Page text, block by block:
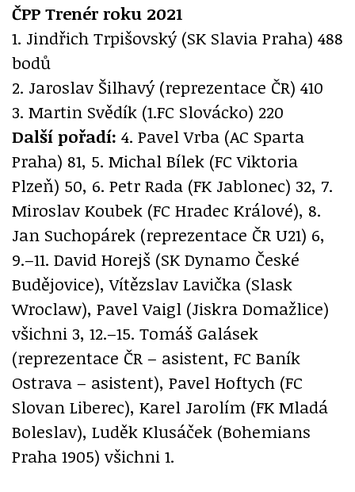
ČPP Trenér roku 2021
1. Jindřich Trpišovský (SK Slavia Praha) 488
bodů
2. Jaroslav Šilhavý (reprezentace ČR) 410
3. Martin Svědík (1.FC Slovácko) 220
Další pořadí: 4. Pavel Vrba (AC Sparta
Praha) 81, 5. Michal Bílek (FC Viktoria
Plzeň) 50, 6. Petr Rada (FK Jablonec) 32, 7.
Miroslav Koubek (FC Hradec Králové), 8.
Jan Suchopárek (reprezentace ČR U21) 6,
9.–11. David Horejš (SK Dynamo České
Budějovice), Vítězslav Lavička (Slask
Wroclaw), Pavel Vaigl (Jiskra Domažlice)
všichni 3, 12.–15. Tomáš Galásek
(reprezentace ČR – asistent, FC Baník
Ostrava – asistent), Pavel Hoftych (FC
Slovan Liberec), Karel Jarolím (FK Mladá
Boleslav), Luděk Klusáček (Bohemians
Praha 1905) všichni 1.